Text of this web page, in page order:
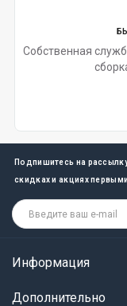
Собственная
Подпишитесь на
скидках и акциях
Информация
Дополнительно